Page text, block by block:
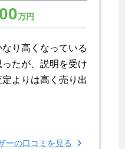
万円
り高くなっている
たが、説明を受け
よりは高く売り出
ーの口コミを見る